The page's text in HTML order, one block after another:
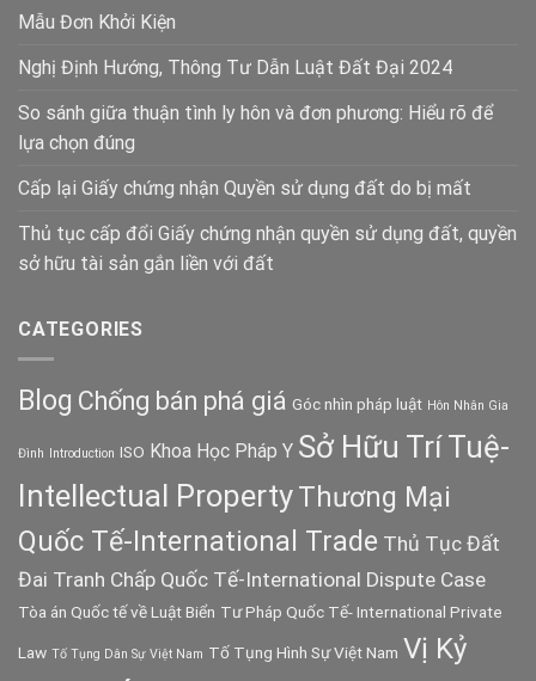
Mẫu Đơn Khởi Kiện
Nghị Định Hướng, Thông Tư Dẫn Luật Đất Đại 2024
So sánh giữa thuận tình ly hôn và đơn phương: Hiểu rõ để
lựa chọn đúng
Cấp lại Giấy chứng nhận Quyền sử dụng đất do bị mất
Thủ tục cấp đổi Giấy chứng nhận quyền sử dụng đất, quyền
sở hữu tài sản gắn liền với đất
CATEGORIES
Blog Chống bán phá giá Góc nhìn pháp luật Hôn Nhân Gia
Đình Introduction ISO Khoa Học Pháp Y Sở Hữu Trí Tuệ-
Intellectual PropertyThương Mại
Quốc Tế-International Trade Thủ Tục Đất
Đai Tranh Chấp Quốc Tế-International Dispute Case
Tòa án Quốc tế về Luật Biển Tư Pháp Quốc Tế- International Private
Law Tố Tụng Dân Sự Việt Nam Tố Tụng Hình Sự Việt Nam Vị Kỷ